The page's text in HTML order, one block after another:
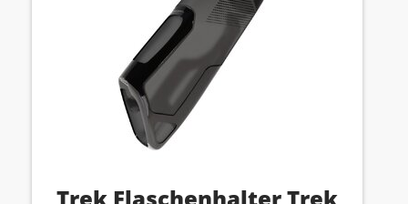
Trek Flaschenhalter Trek